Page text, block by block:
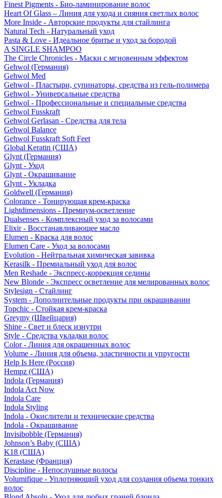
Finest Pigments - Био-ламинирование волос
Heart Of Glass – Линия для ухода и сияния светлых волос
More Inside - Авторские продукты для стайлинга
Natural Tech - Натуральный уход
Pasta & Love - Идеальное бритье и уход за бородой
A SINGLE SHAMPOO
The Circle Chronicles - Маски с мгновенным эффектом
Gehwol (Германия)
Gehwol Med
Gehwol - Пластыри, супинаторы, средства из гель-полимера
Gehwol - Универсальные средства
Gehwol - Профессиональные и специальные средства
Gehwol Fusskraft
Gehwol Gerlasan - Средства для тела
Gehwol Balance
Gehwol Fusskraft Soft Feet
Global Keratin (США)
Glynt (Германия)
Glynt - Уход
Glynt - Окрашивание
Glynt - Укладка
Goldwell (Германия)
Colorance - Тонирующая крем-краска
Lightdimensions - Премиум-осветление
Dualsenses - Комплексный уход за волосами
Elixir - Восстанавливающее масло
Elumen - Краска для волос
Elumen Care - Уход за волосами
Evolution - Нейтральная химическая завивка
Kerasilk - Премиальный уход для волос
Men Reshade - Экспресс-коррекция седины
New Blonde - Экспресс осветление для мелированных волос
Stylesign - Стайлинг
System - Дополнительные продукты при окрашивании
Topchic - Стойкая крем-краска
Greymy (Швейцария)
Shine - Свет и блеск изнутри
Style - Средства укладки волос
Color - Линия для окрашенных волос
Volume - Линия для объема, эластичности и упругости
Help Is Here (Россия)
Hempz (США)
Indola (Германия)
Indola Act Now
Indola Care
Indola Styling
Indola - Окислители и технические средства
Indola - Окрашивание
Invisibobble (Германия)
Johnson’s Baby (США)
K18 (США)
Kerastase (Франция)
Discipline - Непослушные волосы
Volumifique - Уплотняющий уход для создания объема тонких
волос